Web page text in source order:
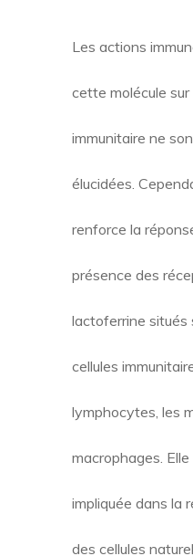
Les actions
cette molécule
immunitaire ne
élucidées.
renforce la
présence des
lactoferrine situés
cellules
lymphocytes, les
macrophages.
impliquée dans la
des cellules